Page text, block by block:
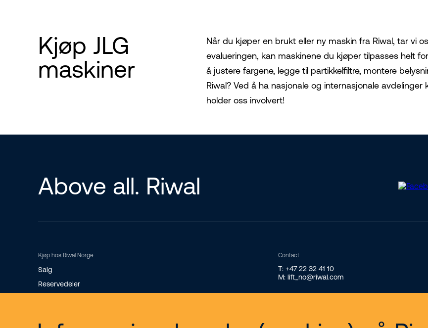
Kjøp JLG
maskiner
Når du kjøper en brukt eller ny maskin fra Riwal, tar vi
evalueringen, kan maskinene du kjøper tilpasses helt
å justere fargene, legge til partikkelfiltre, montere
Riwal? Ved å ha nasjonale og internasjonale
holder oss involvert!
Above all. Riwal
Kjøp hos Riwal Norge
Salg
Reservedeler
Contact
T: +47 22 32 41 10
M: lift_no@riwal.com